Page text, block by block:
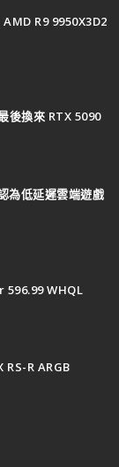
R9 9950X3D2
後換來 RTX 5090
為低延遲雲端遊戲
WHQL
RS-R ARGB